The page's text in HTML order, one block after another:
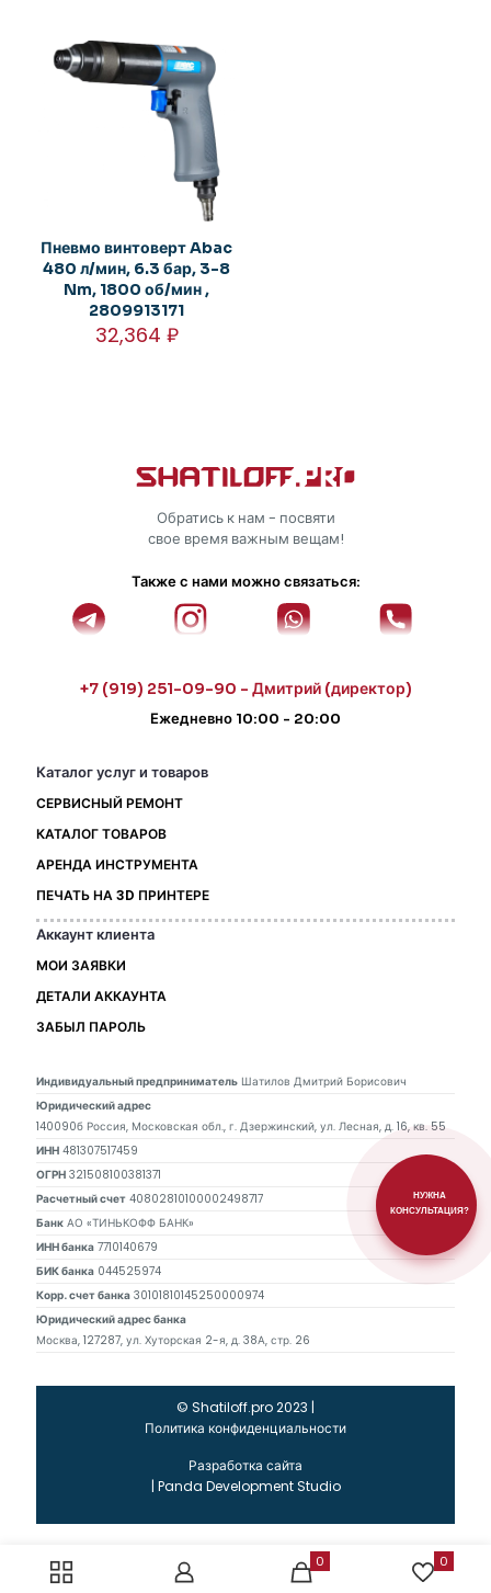
Пневмо винтоверт Abac
480 л/мин, 6.3 бар, 3-8
Nm, 1800 об/мин ,
2809913171
32,364 ₽
Обратись к нам - посвяти
свое время важным вещам!
Также с нами можно связаться:
+7 (919) 251-09-90 - Дмитрий (директор)
Ежедневно 10:00 - 20:00
Каталог услуг и товаров
СЕРВИСНЫЙ РЕМОНТ
КАТАЛОГ ТОВАРОВ
АРЕНДА ИНСТРУМЕНТА
ПЕЧАТЬ НА 3D ПРИНТЕРЕ
Аккаунт клиента
МОИ ЗАЯВКИ
ДЕТАЛИ АККАУНТА
ЗАБЫЛ ПАРОЛЬ
Индивидуальный предприниматель Шатилов Дмитрий Борисович
Юридический адрес
140090б Россия, Московская обл., г. Дзержинский, ул. Лесная, д. 16, кв. 55
ИНН 481307517459
ОГРН 321508100381371
Расчетный счет 40802810100002498717
Банк АО «ТИНЬКОФФ БАНК»
ИНН банка 7710140679
БИК банка 044525974
Корр. счет банка 30101810145250000974
Юридический адрес банка
Москва, 127287, ул. Хуторская 2-я, д. 38А, стр. 26
НУЖНА
КОНСУЛЬТАЦИЯ?
© Shatiloff.pro 2023 |
Политика конфиденциальности
Разработка сайта
| Panda Development Studio
0 0